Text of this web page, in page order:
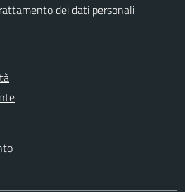
dei dati personali